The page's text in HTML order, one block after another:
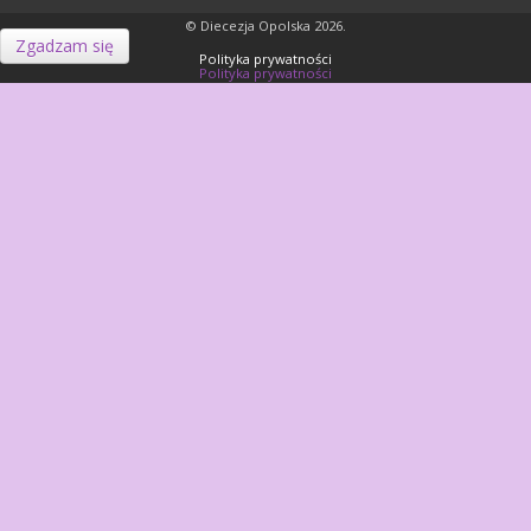
© Diecezja Opolska 2026.
Polityka prywatności
Zgadzam się
Polityka prywatności